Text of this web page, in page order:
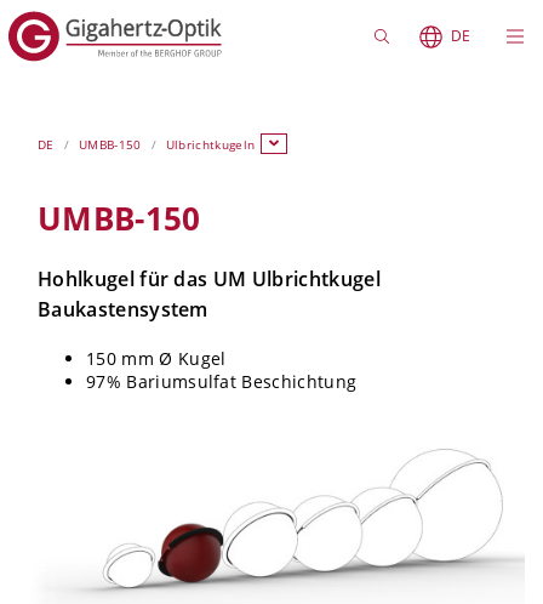
DE
DE UMBB-150 Ulbrichtkugeln
UMBB-150
Hohlkugel für das UM Ulbrichtkugel
Baukastensystem
150 mm Ø Kugel
97% Bariumsulfat Beschichtung